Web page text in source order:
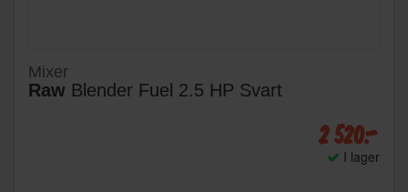
Mixer
Raw Blender Fuel 2.5 HP Svart
2 520:-
I lager